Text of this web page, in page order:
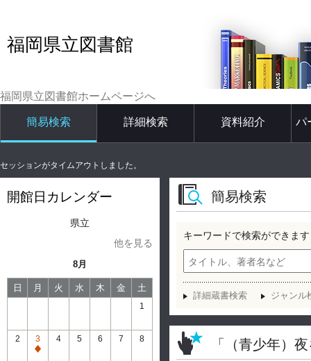
福岡県立図書館
福岡県立図書館ホームページへ
簡易検索 詳細検索 資料紹介 パ
セッションがタイムアウトしました。
開館日カレンダー
県立
他を見る
8月
日 月 火 水 木 金 土
1
2
3
通
4 5 6 7 8
簡易検索
キーワードで検索ができます
詳細蔵書検索 ジャンル
「（青少年）